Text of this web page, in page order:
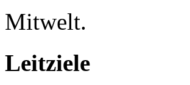
Mitwelt.
Leitziele